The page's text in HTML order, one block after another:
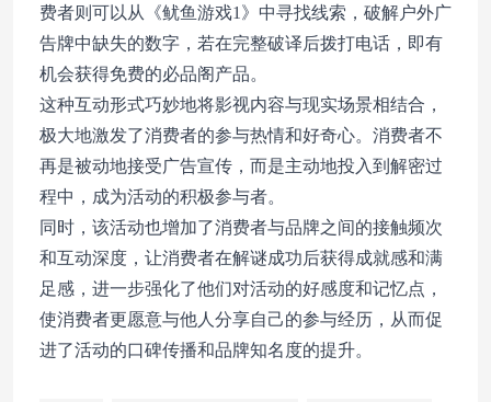
费者则可以从《鱿鱼游戏1》中寻找线索，破解户外广
告牌中缺失的数字，若在完整破译后拨打电话，即有
机会获得免费的必品阁产品。
这种互动形式巧妙地将影视内容与现实场景相结合，
极大地激发了消费者的参与热情和好奇心。消费者不
再是被动地接受广告宣传，而是主动地投入到解密过
程中，成为活动的积极参与者。
同时，该活动也增加了消费者与品牌之间的接触频次
和互动深度，让消费者在解谜成功后获得成就感和满
足感，进一步强化了他们对活动的好感度和记忆点，
使消费者更愿意与他人分享自己的参与经历，从而促
进了活动的口碑传播和品牌知名度的提升。